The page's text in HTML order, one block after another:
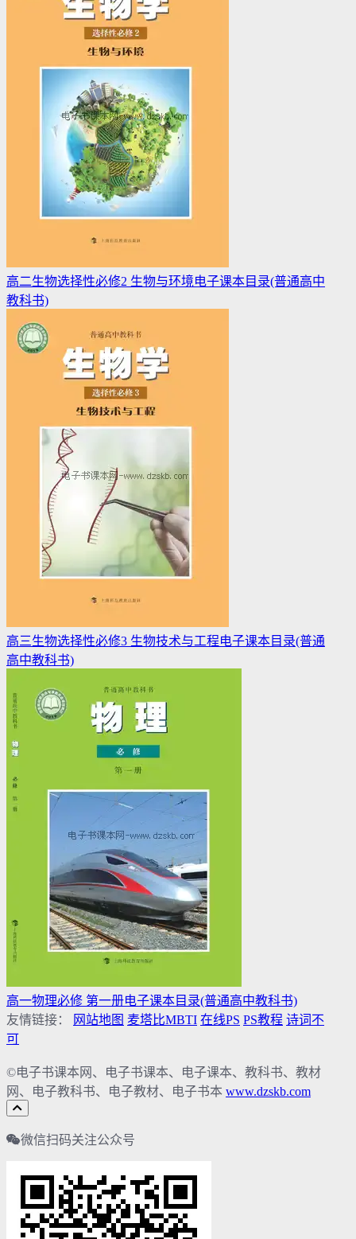
高二生物选择性必修2 生物与环境电子课本目录(普通高中
教科书)
高三生物选择性必修3 生物技术与工程电子课本目录(普通
高中教科书)
高一物理必修 第一册电子课本目录(普通高中教科书)
友情链接：
网站地图 麦塔比MBTI 在线PS PS教程 诗词不
可
©电子书课本网、电子书课本、电子课本、教科书、教材
网、电子教科书、电子教材、电子书本 www.dzskb.com
微信扫码关注公众号